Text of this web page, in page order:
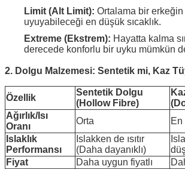
Limit (Alt Limit): Ortalama bir
uyuyabileceği en düşük sıcaklık.
Extreme (Ekstrem): Hayatta kalma
derecede konforlu bir uyku mümkün
2. Dolgu Malzemesi: Sentetik mi, Kaz
Özellik
Sentetik Dolgu
(Hollow Fibre)
Ağırlık/Isı
Oranı
Orta
Islaklık
Performansı
Islakken de ısıtır
(Daha dayanıklı)
Fiyat
Daha uygun fiyatlı